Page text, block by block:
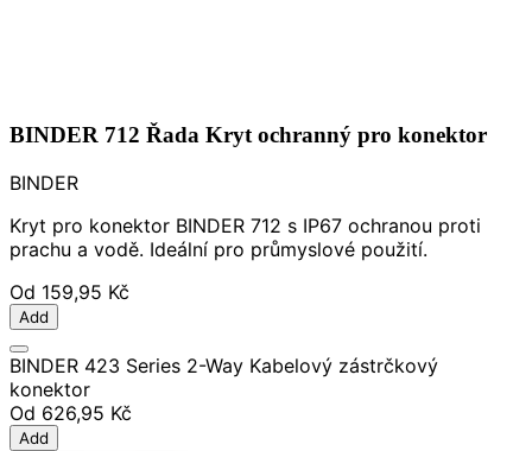
BINDER 712 Řada Kryt ochranný pro konektor
BINDER
Kryt pro konektor BINDER 712 s IP67 ochranou proti
prachu a vodě. Ideální pro průmyslové použití.
Od 159,95 Kč
Add
BINDER 423 Series 2-Way Kabelový zástrčkový
konektor
Od 626,95 Kč
Add